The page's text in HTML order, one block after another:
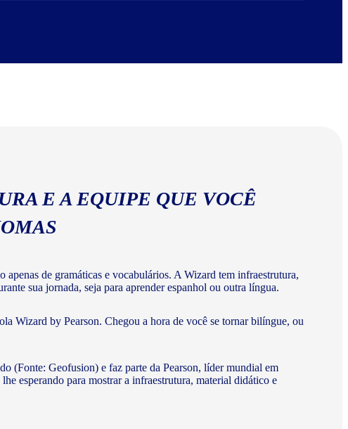
E A EQUIPE QUE VOCÊ
de gramáticas e vocabulários. A Wizard tem infraestrutura,
sua jornada, seja para aprender espanhol ou outra língua.
Wizard by Pearson. Chegou a hora de você se tornar bilíngue, ou
(Fonte: Geofusion) e faz parte da Pearson, líder mundial em
esperando para mostrar a infraestrutura, material didático e